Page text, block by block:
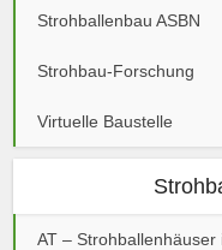
Strohballenbau ASBN
Strohbau-Forschung
Virtuelle Baustelle
AT – Strohballenhäuser